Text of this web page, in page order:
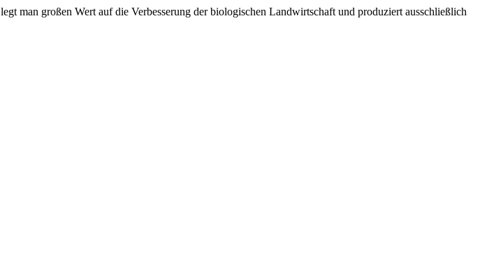
man großen Wert auf die Verbesserung der biologischen Landwirtschaft und produziert ausschließlich